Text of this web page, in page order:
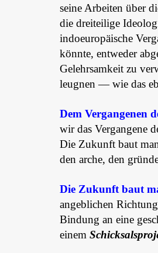
seine Arbeiten über
die dreiteilige
indoeuropäische
könnte, entweder
Gelehrsamkeit zu
leugnen — wie das
Dem Vergangenen
wir das Vergangene
Die Zukunft baut
den arche, den
Die Zukunft baut
angeblichen
Bindung an eine
einem